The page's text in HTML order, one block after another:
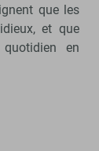
que les
et que
en